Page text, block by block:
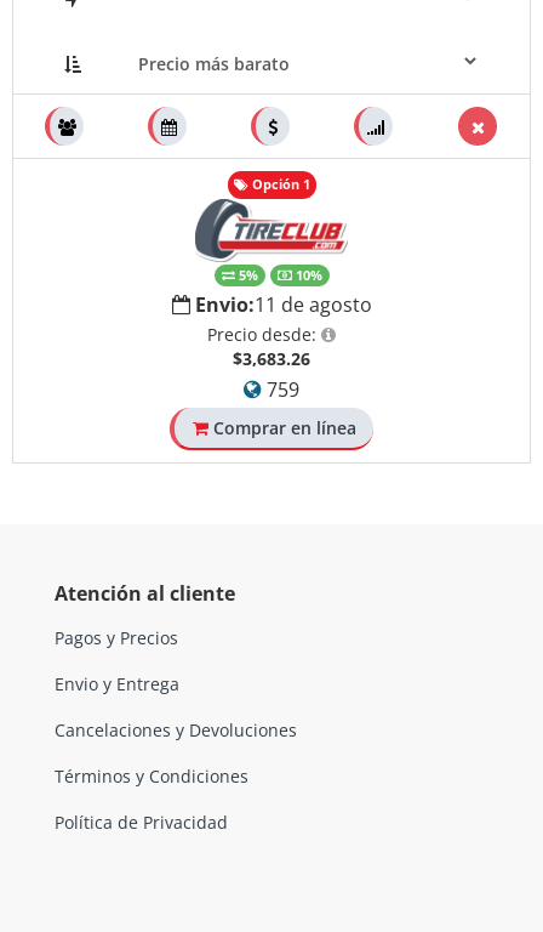
Opción 1
5% 10%
Envio:11 de agosto
Precio desde:
$3,683.26
759
Comprar en línea
Atención al cliente
Pagos y Precios
Envio y Entrega
Cancelaciones y Devoluciones
Términos y Condiciones
Política de Privacidad